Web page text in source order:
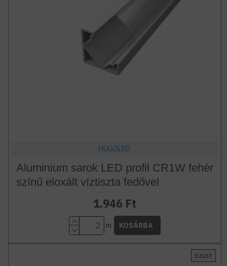
HUGOLED
Aluminium sarok LED profil CR1W fehér
színű eloxált víztiszta fedővel
1.946 Ft
m KOSÁRBA
Ezüst